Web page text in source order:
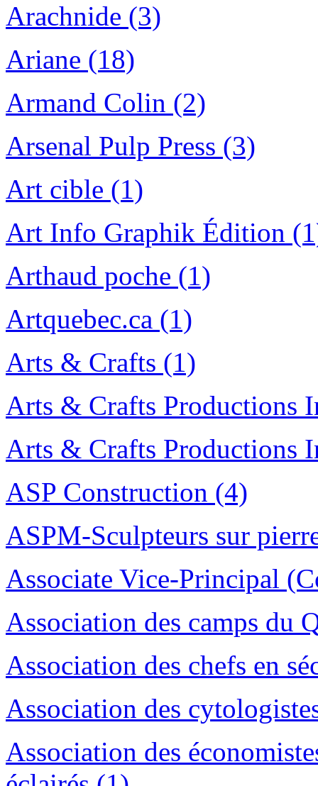
Arachnide (3)
Ariane (18)
Armand Colin (2)
Arsenal Pulp Press (3)
Art cible (1)
Art Info Graphik Édition
Arthaud poche (1)
Artquebec.ca (1)
Arts & Crafts (1)
Arts & Crafts Productions
Arts & Crafts Productions
ASP Construction (4)
ASPM-Sculpteurs sur
Associate Vice-Principal
Association des camps du
Association des chefs en
Association des
Association des